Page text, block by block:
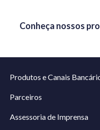
Conheça nossos
Produtos e Canais
Parceiros
Assessoria de Imprensa